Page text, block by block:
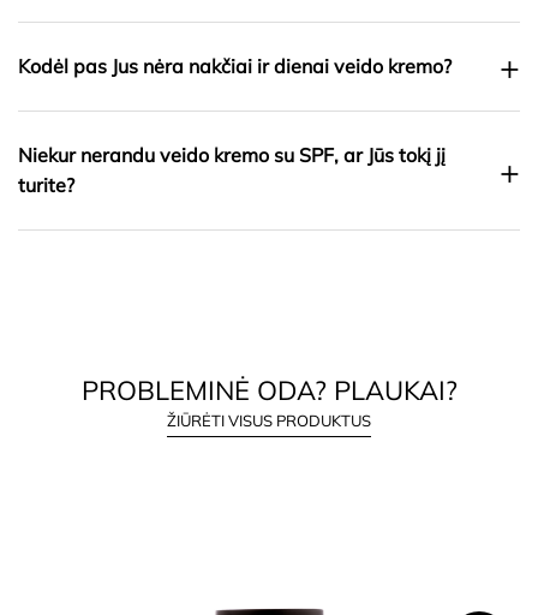
Kodėl pas Jus nėra nakčiai ir dienai veido kremo? +
Niekur nerandu veido kremo su SPF, ar Jūs tokį jį
turite?
+
PROBLEMINĖ ODA? PLAUKAI?
ŽIŪRĖTI VISUS PRODUKTUS